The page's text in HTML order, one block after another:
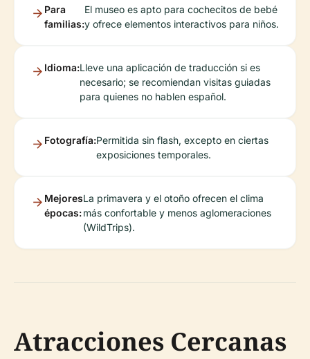
Para
familias:
El museo es apto para cochecitos de bebé
y ofrece elementos interactivos para niños.
Idioma:Lleve una aplicación de traducción si es
necesario; se recomiendan visitas guiadas
para quienes no hablen español.
Fotografía:Permitida sin flash, excepto en ciertas
exposiciones temporales.
Mejores
épocas:
La primavera y el otoño ofrecen el clima
más confortable y menos aglomeraciones
(WildTrips).
Atracciones Cercanas